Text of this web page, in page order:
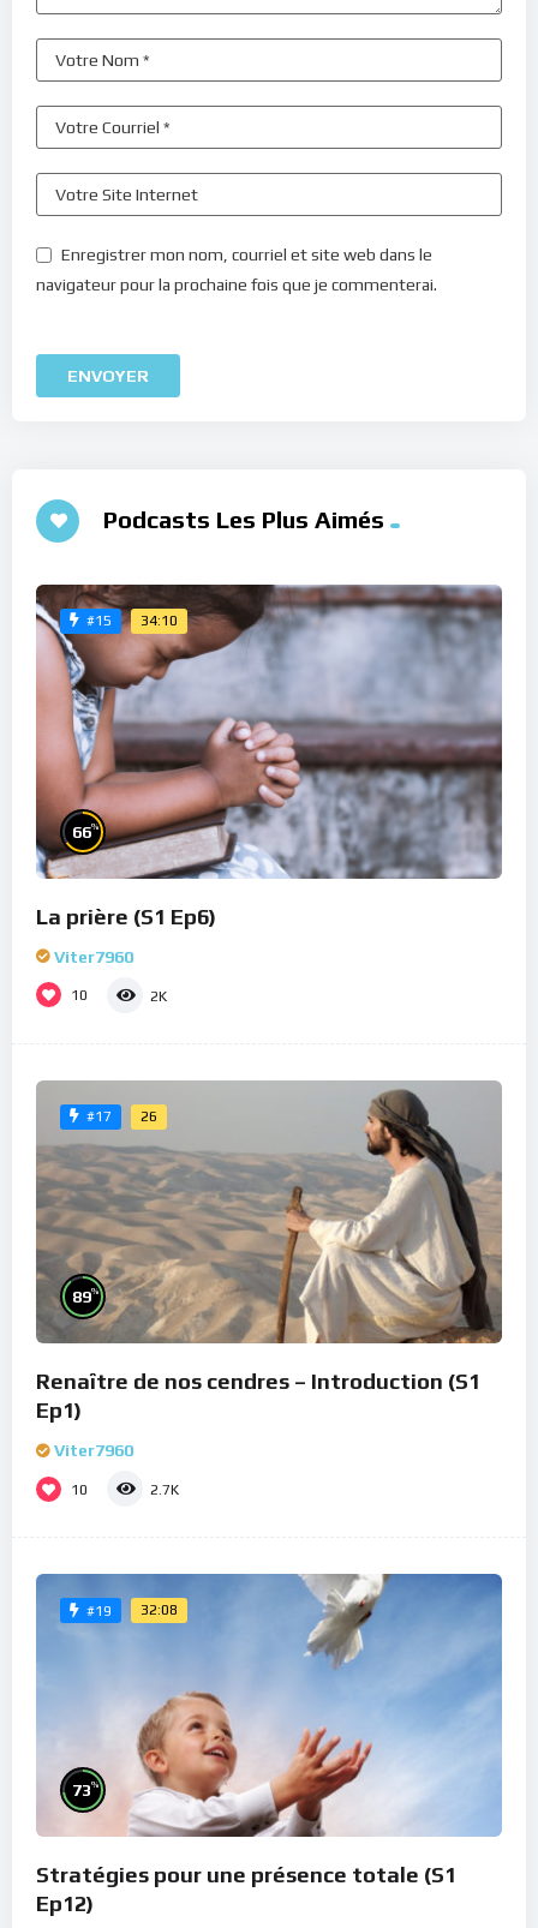
Enregistrer mon nom, courriel et site web dans le
navigateur pour la prochaine fois que je commenterai.
Podcasts Les Plus Aimés
#15 34:10
66%
La prière (S1 Ep6)
Viter7960
10 2K
#17 26
89%
Renaître de nos cendres – Introduction (S1
Ep1)
Viter7960
10 2.7K
#19 32:08
73%
Stratégies pour une présence totale (S1
Ep12)